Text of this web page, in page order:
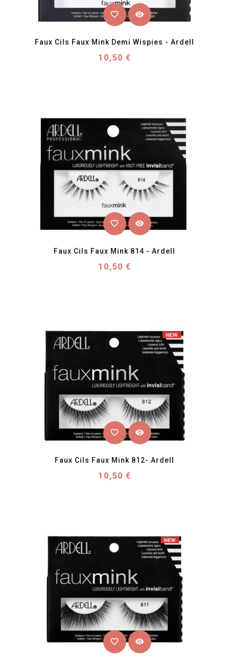
favorite_border visibility
Faux Cils Faux Mink Demi Wispies - Ardell
Prix
10,50 €
favorite_border visibility
Faux Cils Faux Mink 814 - Ardell
Prix
10,50 €
favorite_border visibility
Faux Cils Faux Mink 812- Ardell
Prix
10,50 €
favorite_border visibility